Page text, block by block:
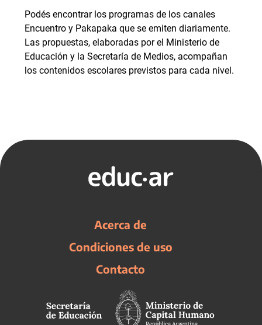
Podés encontrar los programas de los canales
Encuentro y Pakapaka que se emiten diariamente.
Las propuestas, elaboradas por el Ministerio de
Educación y la Secretaría de Medios, acompañan
los contenidos escolares previstos para cada nivel.
Acerca de
Condiciones de uso
Contacto